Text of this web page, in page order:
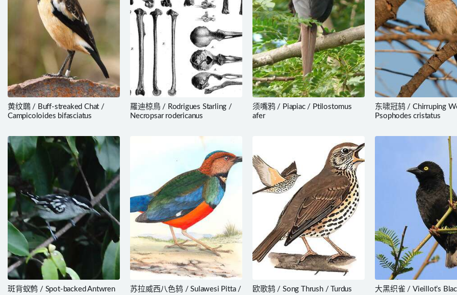
黄纹䳭 / Buff-streaked Chat /
Campicoloides bifasciatus
羅迪椋鳥 / Rodrigues Starling /
Necropsar rodericanus
须嘴鸦 / Piapiac / Ptilostomus
afer
东啸冠鸫 / Chirruping
Psophodes cristatus
斑背蚁鹩 / Spot-backed Antwren
苏拉威西八色鸫 / Sulawesi Pitta /
欧歌鸫 / Song Thrush / Turdus
大黑织雀 / Vieillot’s